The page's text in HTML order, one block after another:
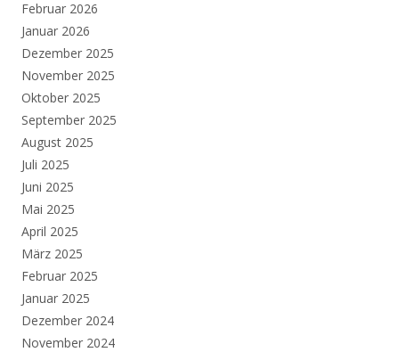
Februar 2026
Januar 2026
Dezember 2025
November 2025
Oktober 2025
September 2025
August 2025
Juli 2025
Juni 2025
Mai 2025
April 2025
März 2025
Februar 2025
Januar 2025
Dezember 2024
November 2024